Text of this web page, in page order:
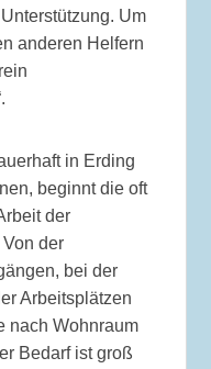
Um
anderen Helfern
in Erding
beginnt die oft
der
Von der
bei der
Arbeitsplätzen
nach Wohnraum
Bedarf ist groß